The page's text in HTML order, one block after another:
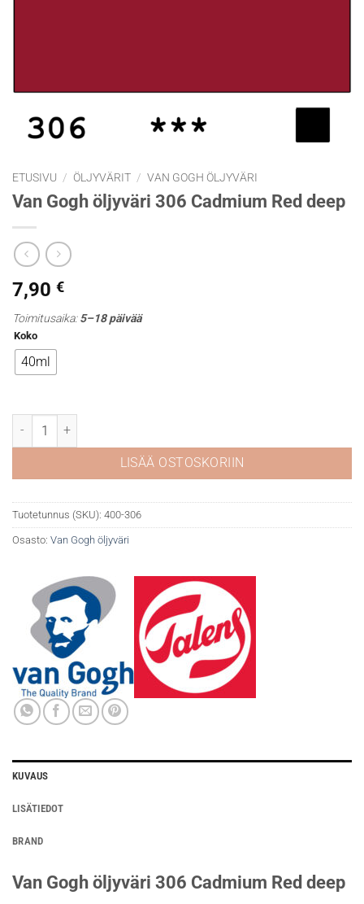
ETUSIVU / ÖLJYVÄRIT / VAN GOGH ÖLJYVÄRI
Van Gogh öljyväri 306 Cadmium Red deep
7,90 €
Toimitusaika:5–18 päivää
Koko
40ml
Van Gogh öljyväri 306 Cadmium Red deep määrä
LISÄÄ OSTOSKORIIN
Tuotetunnus (SKU): 400-306
Osasto: Van Gogh öljyväri
KUVAUS
LISÄTIEDOT
BRAND
Van Gogh öljyväri 306 Cadmium Red deep